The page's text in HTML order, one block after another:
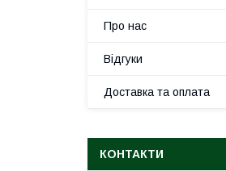
Про нас
Відгуки
Доставка та оплата
КОНТАКТИ